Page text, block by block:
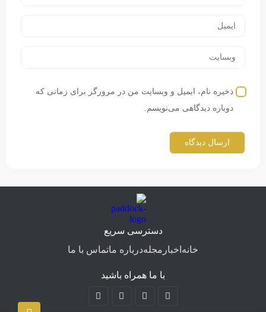
ذخیره نام، ایمیل و وبسایت من در مرورگر برای زمانی که
دوباره دیدگاهی می‌نویسم.
دسترسی سریع
خانه اخبار مجلهدرباره ماتماس با ما
با ما همراه باشید